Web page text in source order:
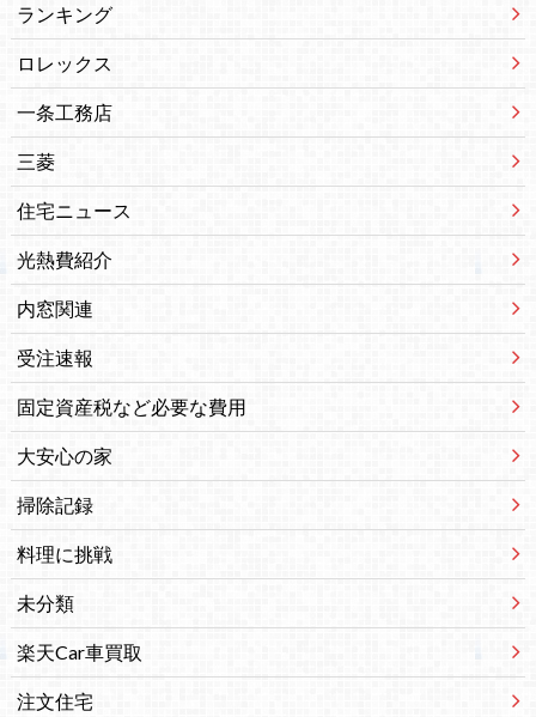
ランキング
ロレックス
一条工務店
三菱
住宅ニュース
光熱費紹介
内窓関連
受注速報
固定資産税など必要な費用
大安心の家
掃除記録
料理に挑戦
未分類
楽天Car車買取
注文住宅